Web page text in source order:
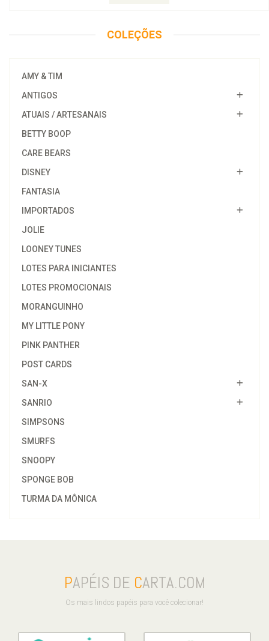
COLEÇÕES
AMY & TIM
ANTIGOS
ATUAIS / ARTESANAIS
BETTY BOOP
CARE BEARS
DISNEY
FANTASIA
IMPORTADOS
JOLIE
LOONEY TUNES
LOTES PARA INICIANTES
LOTES PROMOCIONAIS
MORANGUINHO
MY LITTLE PONY
PINK PANTHER
POST CARDS
SAN-X
SANRIO
SIMPSONS
SMURFS
SNOOPY
SPONGE BOB
TURMA DA MÔNICA
PAPÉIS DE CARTA.COM
Os mais lindos papéis para você colecionar!